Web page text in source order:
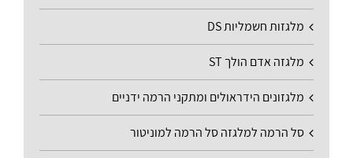
מלגזות חשמליות DS
מלגזה אדם הולך ST
מלגזונים הידראולים ומתקני הרמה ידניים
סל הרמה למלגזה סל הרמה למוניטור